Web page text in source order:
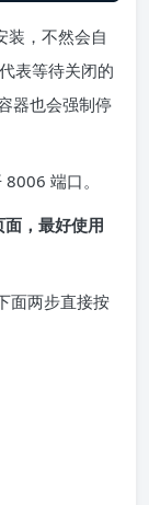
装，不然会自
代表等待关闭的
器也会强制停
端口。
，最好使用
面两步直接按